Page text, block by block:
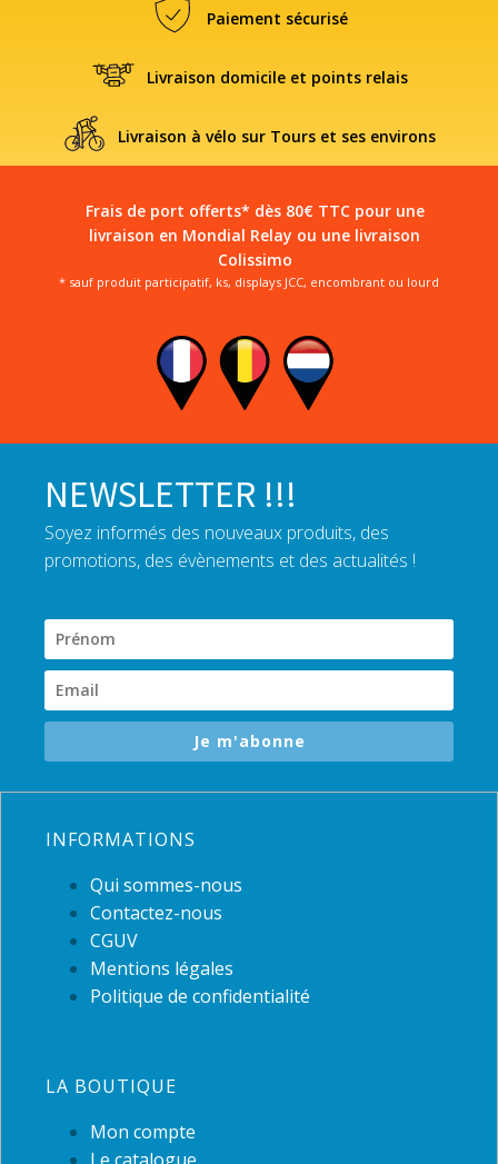
Paiement sécurisé
Livraison domicile et points relais
Livraison à vélo sur Tours et ses environs
Frais de port offerts* dès 80€ TTC pour une
livraison en Mondial Relay ou une livraison
Colissimo
* sauf produit participatif, ks, displays JCC, encombrant ou lourd
NEWSLETTER !!!
Soyez informés des nouveaux produits, des
promotions, des évènements et des actualités !
Je m'abonne
INFORMATIONS
Qui sommes-nous
Contactez-nous
CGUV
Mentions légales
Politique de confidentialité
LA BOUTIQUE
Mon compte